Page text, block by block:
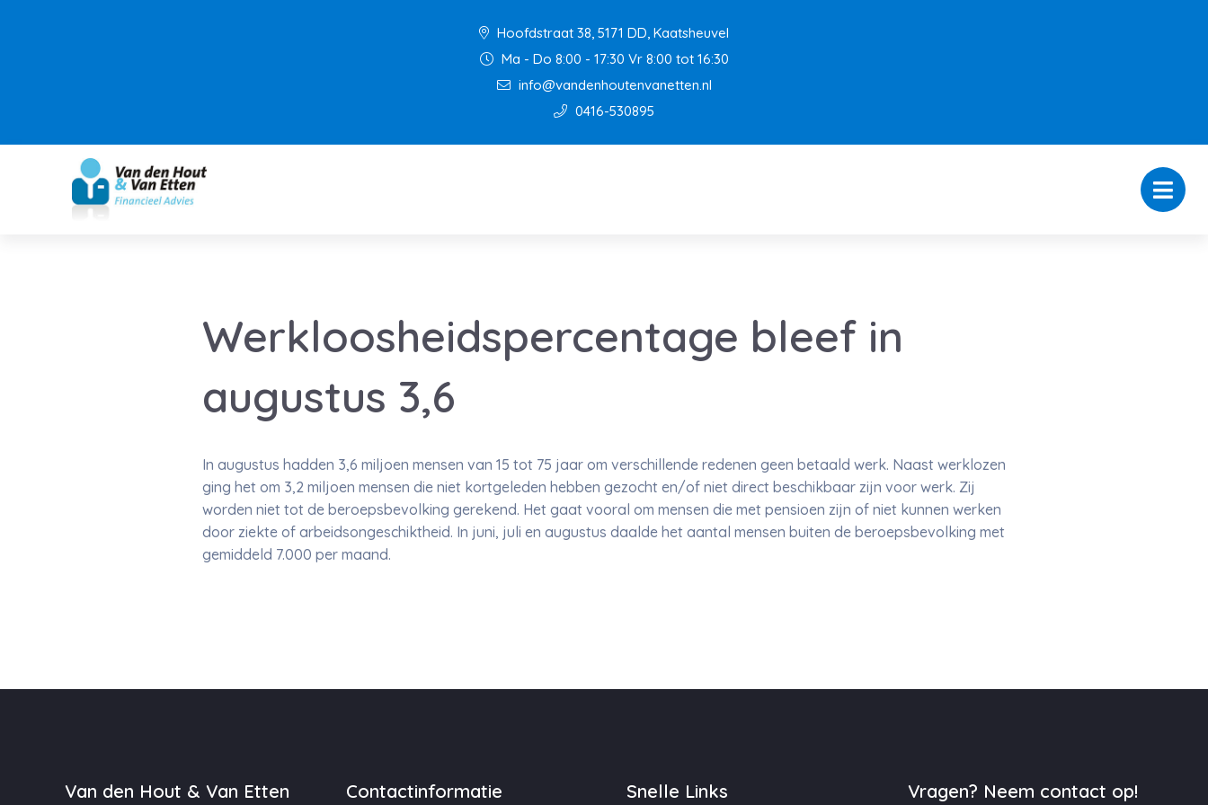
Hoofdstraat 38, 5171 DD, Kaatsheuvel
Ma - Do 8:00 - 17:30 Vr 8:00 tot 16:30
info@vandenhoutenvanetten.nl
0416-530895
Werkloosheidspercentage bleef in
augustus 3,6
In augustus hadden 3,6 miljoen mensen van 15 tot 75 jaar om verschillende redenen geen betaald werk. Naast werklozen
ging het om 3,2 miljoen mensen die niet kortgeleden hebben gezocht en/of niet direct beschikbaar zijn voor werk. Zij
worden niet tot de beroepsbevolking gerekend. Het gaat vooral om mensen die met pensioen zijn of niet kunnen werken
door ziekte of arbeidsongeschiktheid. In juni, juli en augustus daalde het aantal mensen buiten de beroepsbevolking met
gemiddeld 7.000 per maand.
Van den Hout & Van Etten Contactinformatie Snelle Links Vragen? Neem contact op!